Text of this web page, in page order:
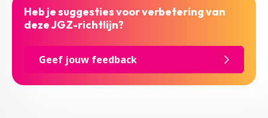
Heb je suggesties voor verbetering van
deze JGZ-richtlijn?
Geef jouw feedback